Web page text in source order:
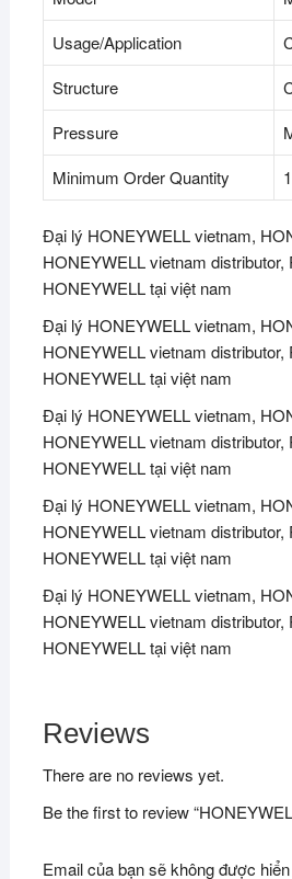
Usage/Application
Structure
Pressure
Minimum Order Quantity
Đại lý HONEYWELL vietnam,
HONEYWELL vietnam distributor,
HONEYWELL tại việt nam
Đại lý HONEYWELL vietnam,
HONEYWELL vietnam distributor,
HONEYWELL tại việt nam
Đại lý HONEYWELL vietnam,
HONEYWELL vietnam distributor,
HONEYWELL tại việt nam
Đại lý HONEYWELL vietnam,
HONEYWELL vietnam distributor,
HONEYWELL tại việt nam
Đại lý HONEYWELL vietnam,
HONEYWELL vietnam distributor,
HONEYWELL tại việt nam
Reviews
There are no reviews yet.
Be the first to review
Email của bạn sẽ không được